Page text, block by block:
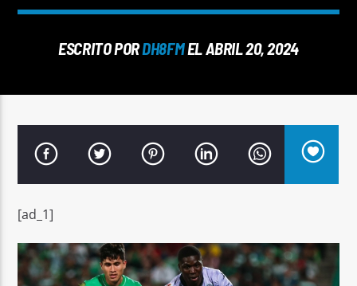
Señal FM
ESCRITO PORDH8FMEL ABRIL 20, 2024
[ad_1]